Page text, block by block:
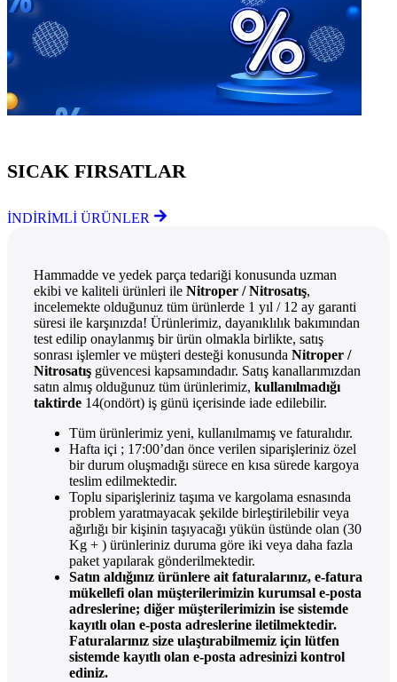
SICAK FIRSATLAR
İNDİRİMLİ ÜRÜNLER
Hammadde ve yedek parça tedariği konusunda uzman
ekibi ve kaliteli ürünleri ile Nitroper / Nitrosatış,
incelemekte olduğunuz tüm ürünlerde 1 yıl / 12 ay garanti
süresi ile karşınızda! Ürünlerimiz, dayanıklılık bakımından
test edilip onaylanmış bir ürün olmakla birlikte, satış
sonrası işlemler ve müşteri desteği konusunda Nitroper /
Nitrosatış güvencesi kapsamındadır. Satış kanallarımızdan
satın almış olduğunuz tüm ürünlerimiz, kullanılmadığı
taktirde 14(ondört) iş günü içerisinde iade edilebilir.
Tüm ürünlerimiz yeni, kullanılmamış ve faturalıdır.
Hafta içi ; 17:00’dan önce verilen siparişleriniz özel
bir durum oluşmadığı sürece en kısa sürede kargoya
teslim edilmektedir.
Toplu siparişleriniz taşıma ve kargolama esnasında
problem yaratmayacak şekilde birleştirilebilir veya
ağırlığı bir kişinin taşıyacağı yükün üstünde olan (30
Kg + ) ürünleriniz duruma göre iki veya daha fazla
paket yapılarak gönderilmektedir.
Satın aldığınız ürünlere ait faturalarınız, e-fatura
mükellefi olan müşterilerimizin kurumsal e-posta
adreslerine; diğer müşterilerimizin ise sistemde
kayıtlı olan e-posta adreslerine iletilmektedir.
Faturalarınız size ulaştırabilmemiz için lütfen
sistemde kayıtlı olan e-posta adresinizi kontrol
ediniz.